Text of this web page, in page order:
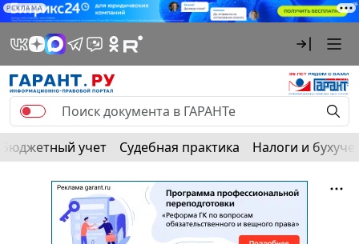
РЕКЛАМА
Бюджетный учет Судебная практика Налоги и